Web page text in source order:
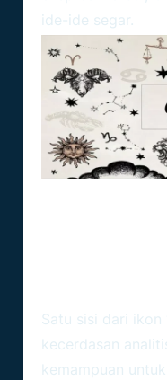
ide-ide segar.
Satu sisi dari ikon
kecerdasan
kemampuan